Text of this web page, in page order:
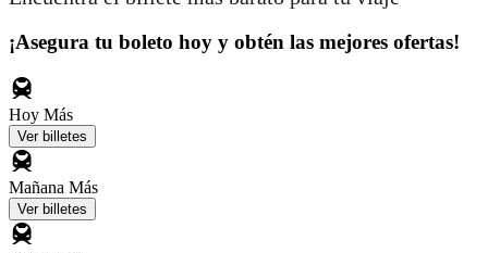
¡Asegura tu boleto hoy y obtén las mejores ofertas!
Hoy Más
Ver billetes
Mañana Más
Ver billetes